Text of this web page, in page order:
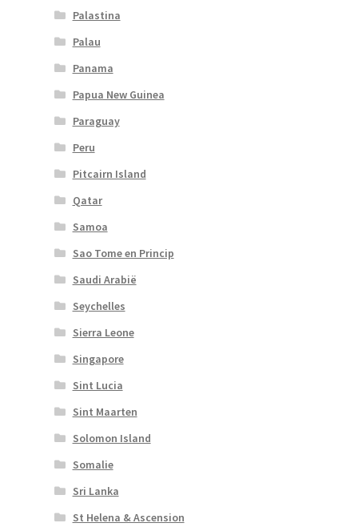
Palastina
Palau
Panama
Papua New Guinea
Paraguay
Peru
Pitcairn Island
Qatar
Samoa
Sao Tome en Princip
Saudi Arabië
Seychelles
Sierra Leone
Singapore
Sint Lucia
Sint Maarten
Solomon Island
Somalie
Sri Lanka
St Helena & Ascension